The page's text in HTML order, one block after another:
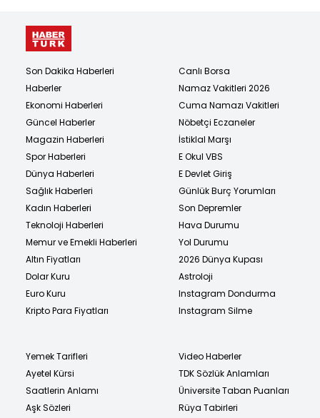
Son Dakika Haberleri
Haberler
Ekonomi Haberleri
Güncel Haberler
Magazin Haberleri
Spor Haberleri
Dünya Haberleri
Sağlık Haberleri
Kadın Haberleri
Teknoloji Haberleri
Memur ve Emekli Haberleri
Altın Fiyatları
Dolar Kuru
Euro Kuru
Kripto Para Fiyatları
Canlı Borsa
Namaz Vakitleri 2026
Cuma Namazı Vakitleri
Nöbetçi Eczaneler
İstiklal Marşı
E Okul VBS
E Devlet Giriş
Günlük Burç Yorumları
Son Depremler
Hava Durumu
Yol Durumu
2026 Dünya Kupası
Astroloji
Instagram Dondurma
Instagram Silme
Yemek Tarifleri
Ayetel Kürsi
Saatlerin Anlamı
Aşk Sözleri
Video Haberler
TDK Sözlük Anlamları
Üniversite Taban Puanları
Rüya Tabirleri